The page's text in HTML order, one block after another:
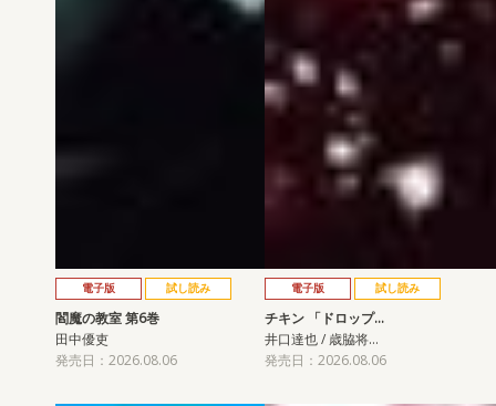
電子版 試し読み
閻魔の教室 第6巻
田中優吏
発売日：2026.08.06
電子版 試し読み
チキン 「ドロップ…
井口達也 / 歳脇将…
発売日：2026.08.06